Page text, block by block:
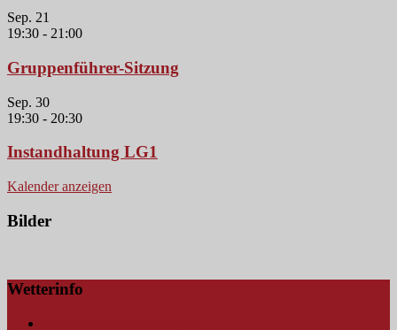
Sep. 21
19:30 - 21:00
Gruppenführer-Sitzung
Sep. 30
19:30 - 20:30
Instandhaltung LG1
Kalender anzeigen
Bilder
Wetterinfo